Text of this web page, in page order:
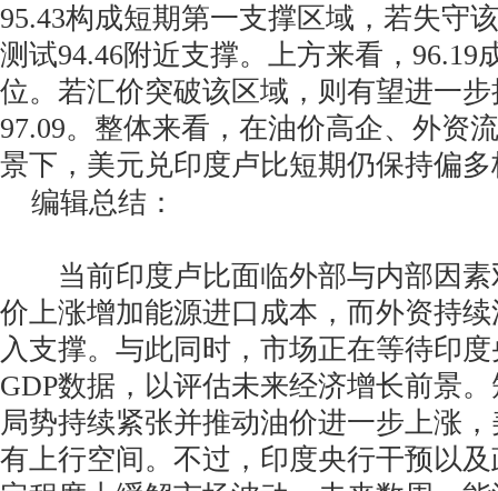
95.43构成短期第一支撑区域，若失守
测试94.46附近支撑。上方来看，96.19
位。若汇价突破该区域，则有望进一
97.09。整体来看，在油价高企、外资
景下，美元兑印度卢比短期仍保持偏
编辑总结：
当前印度卢比面临外部与内部因素
价上涨增加能源进口成本，而外资持
入支撑。与此同时，市场正在等待印
GDP数据，以评估未来经济增长前景
局势持续紧张并推动油价进一步上涨
有上行空间。不过，印度央行干预以